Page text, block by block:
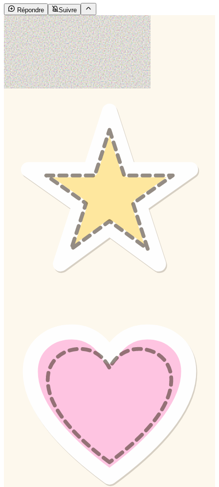
Répondre Suivre